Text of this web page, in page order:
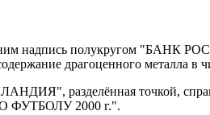
надпись полукругом "БАНК
драгоценного металла в
разделённая точкой,
ФУТБОЛУ 2000 г.".